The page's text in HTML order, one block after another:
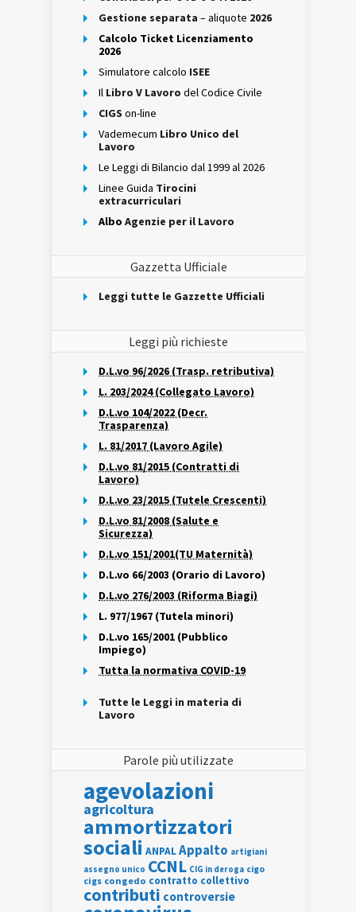
Gestione separata – aliquote 2026
Calcolo Ticket Licenziamento
2026
Simulatore calcolo ISEE
Il Libro V Lavoro del Codice Civile
CIGS on-line
Vademecum Libro Unico del
Lavoro
Le Leggi di Bilancio dal 1999 al 2026
Linee Guida Tirocini
extracurriculari
Albo Agenzie per il Lavoro
Gazzetta Ufficiale
Leggi tutte le Gazzette Ufficiali
Leggi più richieste
D.L.vo 96/2026 (Trasp. retributiva)
L. 203/2024 (Collegato Lavoro)
D.L.vo 104/2022 (Decr.
Trasparenza)
L. 81/2017 (Lavoro Agile)
D.L.vo 81/2015 (Contratti di
Lavoro)
D.L.vo 23/2015 (Tutele Crescenti)
D.L.vo 81/2008 (Salute e
Sicurezza)
D.L.vo 151/2001(TU Maternità)
D.L.vo 66/2003 (Orario di Lavoro)
D.L.vo 276/2003 (Riforma Biagi)
L. 977/1967 (Tutela minori)
D.L.vo 165/2001 (Pubblico
Impiego)
Tutta la normativa COVID-19
Tutte le Leggi in materia di
Lavoro
Parole più utilizzate
agevolazioni
agricoltura
ammortizzatori
sociali ANPALAppalto artigiani
assegno unico CCNL CIG in deroga cigo
cigs congedo contratto collettivo
contributi controversie